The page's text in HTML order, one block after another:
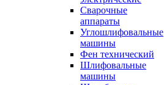
Сварочные
аппараты
Углошлифовальные
машины
Фен технический
Шлифовальные
машины